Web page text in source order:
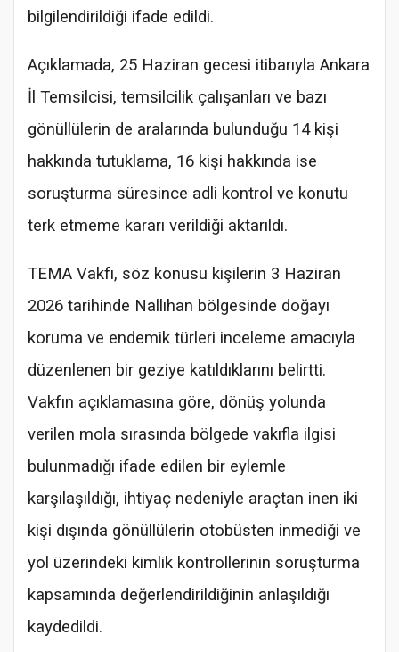
bilgilendirildiği ifade edildi.
Açıklamada, 25 Haziran gecesi itibarıyla Ankara
İl Temsilcisi, temsilcilik çalışanları ve bazı
gönüllülerin de aralarında bulunduğu 14 kişi
hakkında tutuklama, 16 kişi hakkında ise
soruşturma süresince adli kontrol ve konutu
terk etmeme kararı verildiği aktarıldı.
TEMA Vakfı, söz konusu kişilerin 3 Haziran
2026 tarihinde Nallıhan bölgesinde doğayı
koruma ve endemik türleri inceleme amacıyla
düzenlenen bir geziye katıldıklarını belirtti.
Vakfın açıklamasına göre, dönüş yolunda
verilen mola sırasında bölgede vakıfla ilgisi
bulunmadığı ifade edilen bir eylemle
karşılaşıldığı, ihtiyaç nedeniyle araçtan inen iki
kişi dışında gönüllülerin otobüsten inmediği ve
yol üzerindeki kimlik kontrollerinin soruşturma
kapsamında değerlendirildiğinin anlaşıldığı
kaydedildi.